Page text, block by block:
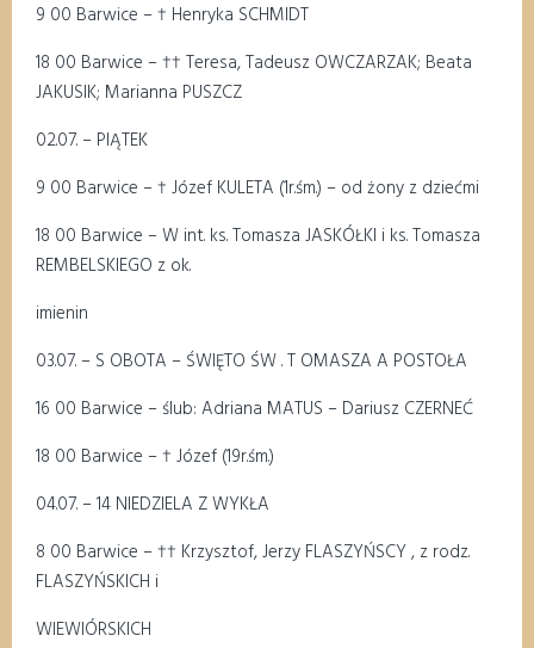
9 00 Barwice – † Henryka SCHMIDT
18 00 Barwice – †† Teresa, Tadeusz OWCZARZAK; Beata
JAKUSIK; Marianna PUSZCZ
02.07. – PIĄTEK
9 00 Barwice – † Józef KULETA (1r.śm.) – od żony z dziećmi
18 00 Barwice – W int. ks. Tomasza JASKÓŁKI i ks. Tomasza
REMBELSKIEGO z ok.
imienin
03.07. – S OBOTA – ŚWIĘTO ŚW . T OMASZA A POSTOŁA
16 00 Barwice – ślub: Adriana MATUS – Dariusz CZERNEĆ
18 00 Barwice – † Józef (19r.śm.)
04.07. – 14 NIEDZIELA Z WYKŁA
8 00 Barwice – †† Krzysztof, Jerzy FLASZYŃSCY , z rodz.
FLASZYŃSKICH i
WIEWIÓRSKICH